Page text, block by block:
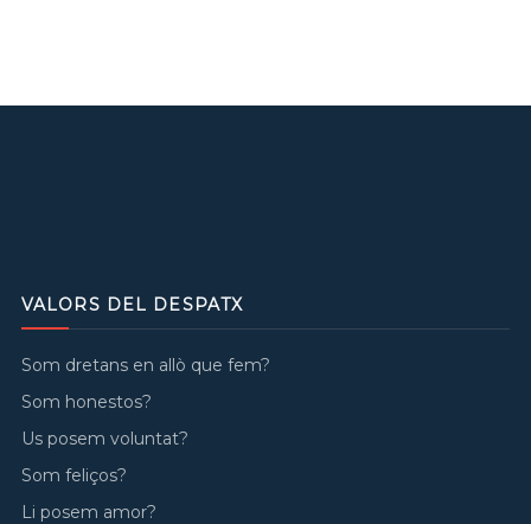
VALORS DEL DESPATX
Som dretans en allò que fem?
Som honestos?
Us posem voluntat?
Som feliços?
Li posem amor?